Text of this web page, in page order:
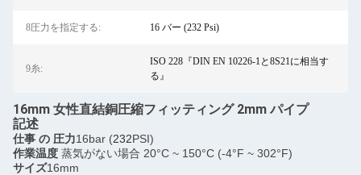
8圧力を指定する: 16 バー (232 Psi)
9糸:
ISO 228『DIN EN 10226-1と8S21に相当す
る』
16mm 女性直結銅圧縮フィッティング 2mm パイプ
記述
仕事 の 圧力16bar (232PSI)
作業温度 蒸気がない場合 20°C ~ 150°C (-4°F ~ 302°F)
サイズ16mm